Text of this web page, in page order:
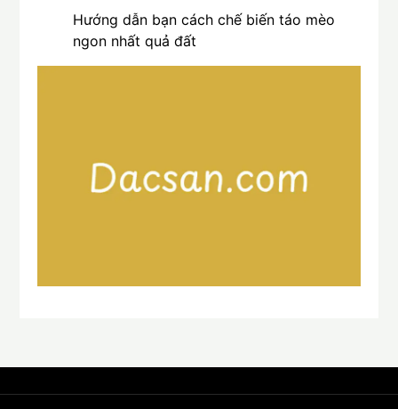
Hướng dẫn bạn cách chế biến táo mèo
ngon nhất quả đất